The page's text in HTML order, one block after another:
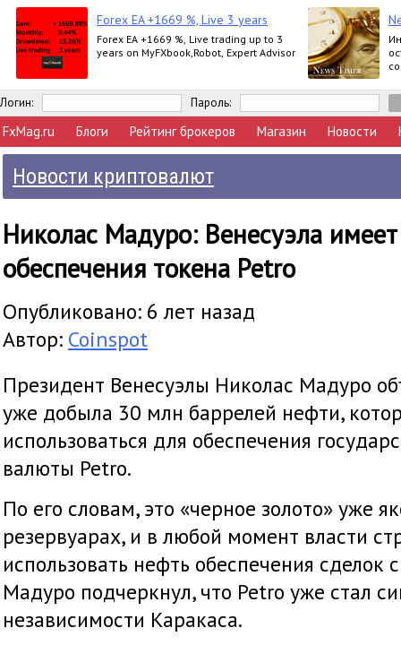
Forex EA +1669 %, Live 3 years
Forex EA +1669 %, Live trading up to 3
years on MyFXbook,Robot, Expert Advisor
Логин: Пароль:
FxMag.ru Блоги Рейтинг брокеров Магазин Новости
Новости криптовалют
Николас Мадуро: Венесуэла
обеспечения токена Petro
Опубликовано: 6 лет назад
Автор: Coinspot
Президент Венесуэлы Николас Мадуро
уже добыла 30 млн баррелей нефти,
использоваться для обеспечения
валюты Petro.
По его словам, это «черное золото» уже
резервуарах, и в любой момент власти
использовать нефть обеспечения
Мадуро подчеркнул, что Petro уже стал
независимости Каракаса.